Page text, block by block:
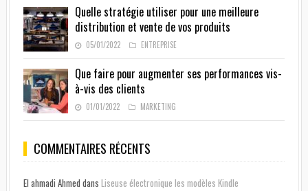
Quelle stratégie utiliser pour une meilleure
distribution et vente de vos produits
05/01/2022 ENTREPRISE
Que faire pour augmenter ses performances vis-
à-vis des clients
01/01/2022 MARKETING
COMMENTAIRES RÉCENTS
El ahmadi Ahmed dans Liseuse électronique les modèles Kindle